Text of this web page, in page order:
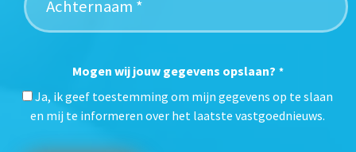
Mogen wij jouw gegevens opslaan? *
Ja, ik geef toestemming om mijn gegevens op te slaan
en mij te informeren over het laatste vastgoednieuws.